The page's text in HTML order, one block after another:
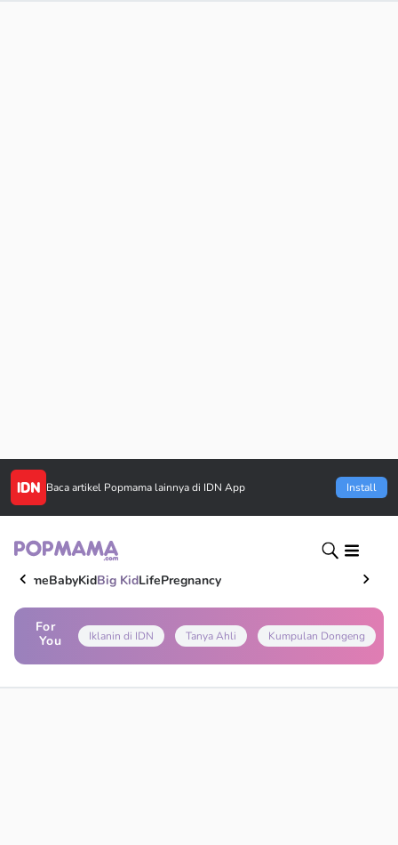
Baca artikel Popmama lainnya di IDN App Install
HomeBabyKidBig KidLifePregnancy
For
You
Iklanin di IDN Tanya Ahli Kumpulan Dongeng